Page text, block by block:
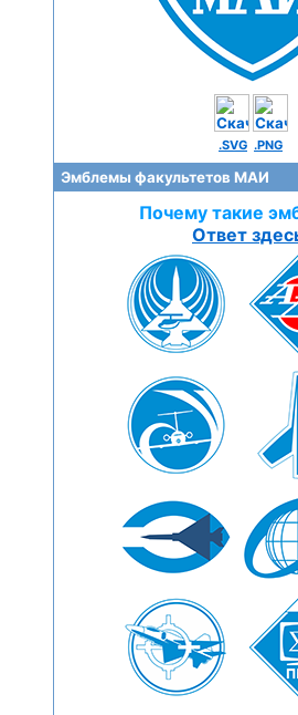
.SVG .PNG
Эмблемы факультетов МАИ
Почему такие
Ответ